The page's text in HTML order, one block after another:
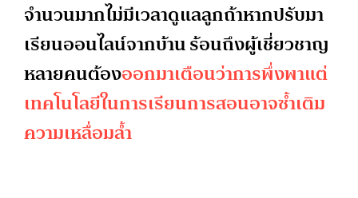
จำนวนมากไม่มีเวลาดูแลลูกถ้าหากปรับมา
เรียนออนไลน์จากบ้าน ร้อนถึงผู้เชี่ยวชาญ
หลายคนต้องออกมาเตือนว่าการพึ่งพาแต่
เทคโนโลยีในการเรียนการสอนอาจซ้ำเติม
ความเหลื่อมล้ำ